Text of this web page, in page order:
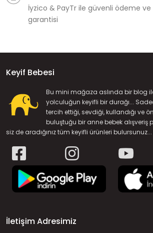
İyzico & PayTr ile güvenli ödeme
garantisi
Keyif Bebesi
Bu mini mağaza aslında bir blog
yolculuğun keyifli bir durağı...
tercih ettiği, sevdiği, kullandığı ve
buluştuğu bir anne bebek alışveriş
siz de aradığınız tüm keyifli ürünleri bulursunuz...
İletişim Adresimiz